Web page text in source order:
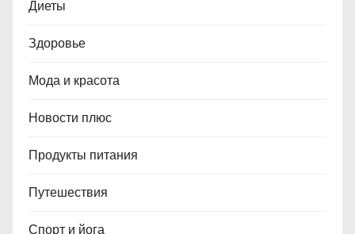
Диеты
Здоровье
Мода и красота
Новости плюс
Продукты питания
Путешествия
Спорт и йога